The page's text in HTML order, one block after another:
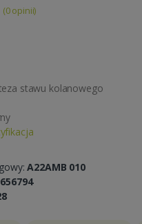
(0 opinii)
stawu kolanowego
A22AMB 010